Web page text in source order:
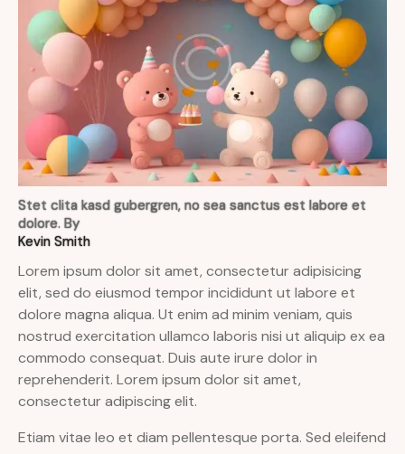
Stet clita kasd gubergren, no sea sanctus est labore et
dolore. By
Kevin Smith
Lorem ipsum dolor sit amet, consectetur adipisicing
elit, sed do eiusmod tempor incididunt ut labore et
dolore magna aliqua. Ut enim ad minim veniam, quis
nostrud exercitation ullamco laboris nisi ut aliquip ex ea
commodo consequat. Duis aute irure dolor in
reprehenderit. Lorem ipsum dolor sit amet,
consectetur adipiscing elit.
Etiam vitae leo et diam pellentesque porta. Sed eleifend